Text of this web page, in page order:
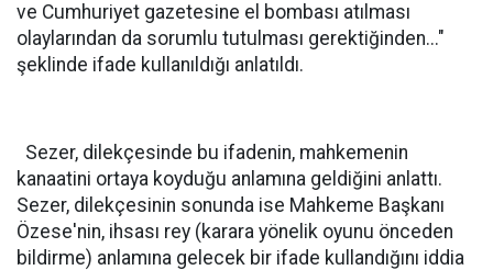
ve Cumhuriyet gazetesine el bombası atılması
olaylarından da sorumlu tutulması gerektiğinden..."
şeklinde ifade kullanıldığı anlatıldı.
Sezer, dilekçesinde bu ifadenin, mahkemenin
kanaatini ortaya koyduğu anlamına geldiğini anlattı.
Sezer, dilekçesinin sonunda ise Mahkeme Başkanı
Özese'nin, ihsası rey (karara yönelik oyunu önceden
bildirme) anlamına gelecek bir ifade kullandığını iddia